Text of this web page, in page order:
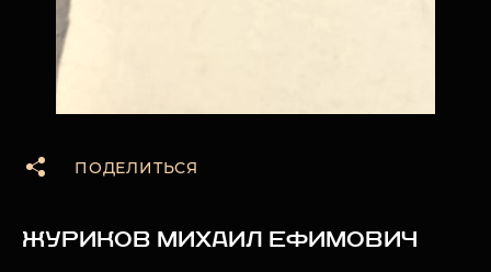
ПОДЕЛИТЬСЯ
ЖУРИКОВ МИХАИЛ ЕФИМОВИЧ